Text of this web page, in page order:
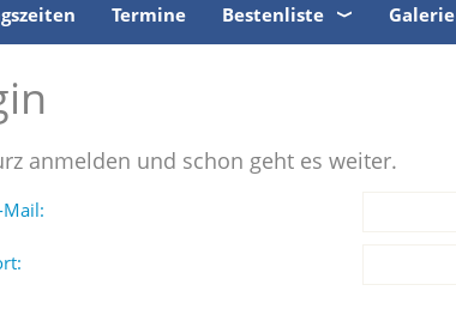
Termine Bestenliste Galerie
anmelden und schon geht es weiter.
Mail: